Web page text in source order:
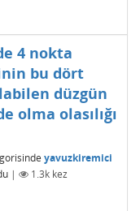
4 nokta
bu dört
düzgün
olma olasılığı
yavuzkiremici
| 1.3kkez